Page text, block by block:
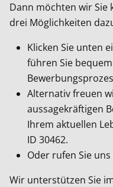
Dann möchten wir
drei Möglichkeiten
Klicken Sie unten
führen Sie
Alternativ freuen
aussagekräftigen
Ihrem aktuellen
ID 30462.
Oder rufen Sie uns
Wir unterstützen Sie